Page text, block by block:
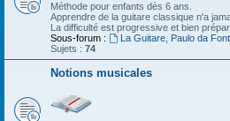
Méthode pour enfants dès 6 ans.
Apprendre de la guitare classique n'a
La difficulté est progressive et bien
Sous-forum :
La Guitare, Paulo da
Sujets : 74
Notions musicales